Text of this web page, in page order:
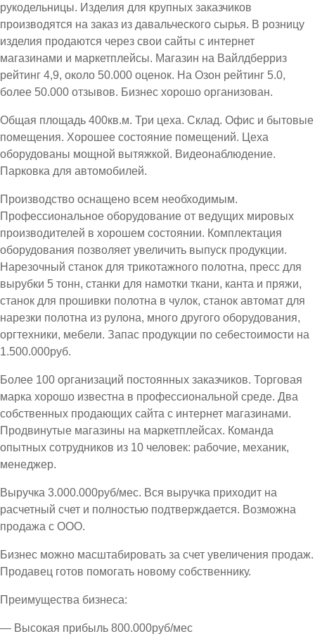
рукодельницы. Изделия для крупных заказчиков
производятся на заказ из давальческого сырья. В розницу
изделия продаются через свои сайты с интернет
магазинами и маркетплейсы. Магазин на Вайлдберриз
рейтинг 4,9, около 50.000 оценок. На Озон рейтинг 5.0,
более 50.000 отзывов. Бизнес хорошо организован.
Общая площадь 400кв.м. Три цеха. Склад. Офис и бытовые
помещения. Хорошее состояние помещений. Цеха
оборудованы мощной вытяжкой. Видеонаблюдение.
Парковка для автомобилей.
Производство оснащено всем необходимым.
Профессиональное оборудование от ведущих мировых
производителей в хорошем состоянии. Комплектация
оборудования позволяет увеличить выпуск продукции.
Нарезочный станок для трикотажного полотна, пресс для
вырубки 5 тонн, станки для намотки ткани, канта и пряжи,
станок для прошивки полотна в чулок, станок автомат для
нарезки полотна из рулона, много другого оборудования,
оргтехники, мебели. Запас продукции по себестоимости на
1.500.000руб.
Более 100 организаций постоянных заказчиков. Торговая
марка хорошо известна в профессиональной среде. Два
собственных продающих сайта с интернет магазинами.
Продвинутые магазины на маркетплейсах. Команда
опытных сотрудников из 10 человек: рабочие, механик,
менеджер.
Выручка 3.000.000руб/мес. Вся выручка приходит на
расчетный счет и полностью подтверждается. Возможна
продажа с ООО.
Бизнес можно масштабировать за счет увеличения продаж.
Продавец готов помогать новому собственнику.
Преимущества бизнеса:
— Высокая прибыль 800.000руб/мес